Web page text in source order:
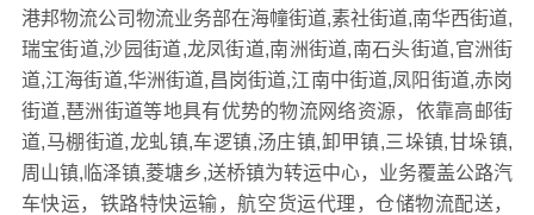
港邦物流公司物流业务部在海幢街道,素社街道,南华西街道,
瑞宝街道,沙园街道,龙凤街道,南洲街道,南石头街道,官洲街
道,江海街道,华洲街道,昌岗街道,江南中街道,凤阳街道,赤岗
街道,琶洲街道等地具有优势的物流网络资源，依靠高邮街
道,马棚街道,龙虬镇,车逻镇,汤庄镇,卸甲镇,三垛镇,甘垛镇,
周山镇,临泽镇,菱塘乡,送桥镇为转运中心，业务覆盖公路汽
车快运，铁路特快运输，航空货运代理，仓储物流配送，